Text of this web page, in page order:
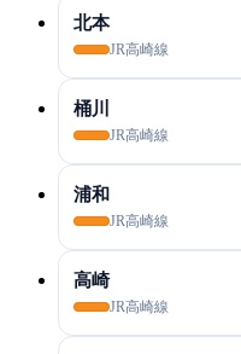
北本
JR高崎線
桶川
JR高崎線
浦和
JR高崎線
高崎
JR高崎線